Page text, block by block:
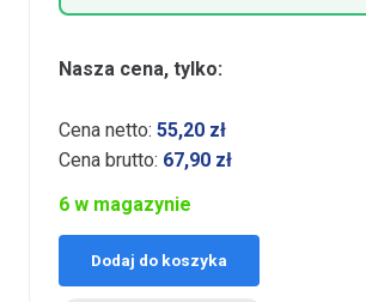
Nasza cena, tylko:
Cena netto: 55,20 zł
Cena brutto: 67,90 zł
6 w magazynie
Dodaj do koszyka